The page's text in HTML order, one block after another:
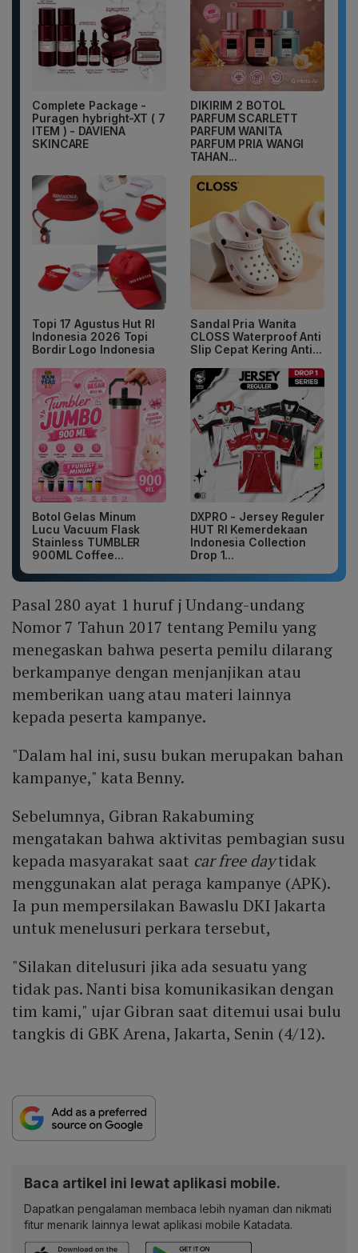
Complete Package -
Puragen hybright-XT ( 7
ITEM ) - DAVIENA
SKINCARE
DIKIRIM 2 BOTOL
PARFUM SCARLETT
PARFUM WANITA
PARFUM PRIA WANGI
TAHAN...
Topi 17 Agustus Hut RI
Indonesia 2026 Topi
Bordir Logo Indonesia
Sandal Pria Wanita
CLOSS Waterproof Anti
Slip Cepat Kering Anti...
Botol Gelas Minum
Lucu Vacuum Flask
Stainless TUMBLER
900ML Coffee...
DXPRO - Jersey Reguler
HUT RI Kemerdekaan
Indonesia Collection
Drop 1...
Pasal 280 ayat 1 huruf j Undang-undang
Nomor 7 Tahun 2017 tentang Pemilu yang
menegaskan bahwa peserta pemilu dilarang
berkampanye dengan menjanjikan atau
memberikan uang atau materi lainnya
kepada peserta kampanye.
"Dalam hal ini, susu bukan merupakan bahan
kampanye," kata Benny.
Sebelumnya, Gibran Rakabuming
mengatakan bahwa aktivitas pembagian susu
kepada masyarakat saat car free daytidak
menggunakan alat peraga kampanye (APK).
Ia pun mempersilakan Bawaslu DKI Jakarta
untuk menelusuri perkara tersebut,
"Silakan ditelusuri jika ada sesuatu yang
tidak pas. Nanti bisa komunikasikan dengan
tim kami," ujar Gibran saat ditemui usai bulu
tangkis di GBK Arena, Jakarta, Senin (4/12).
Baca artikel ini lewat aplikasi mobile.
Dapatkan pengalaman membaca lebih nyaman dan nikmati
fitur menarik lainnya lewat aplikasi mobile Katadata.